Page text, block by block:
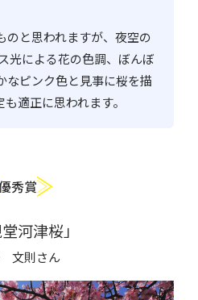
のと思われますが、夜空の
光による花の色調、ぼんぼ
なピンク色と見事に桜を描
適正に思われます。
秀賞
堂河津桜」
文則さん